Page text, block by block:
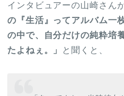
インタビュアーの山崎さんが
の『生活』ってアルバム一
の中で、自分だけの純粋培
たよねぇ。」
と聞くと、